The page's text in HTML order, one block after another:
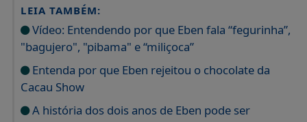
LEIA TAMBÉM:
Vídeo: Entendendo por que Eben fala “fegurinha”,
"bagujero", "pibama" e “miliçoca”
Entenda por que Eben rejeitou o chocolate da
Cacau Show
A história dos dois anos de Eben pode ser